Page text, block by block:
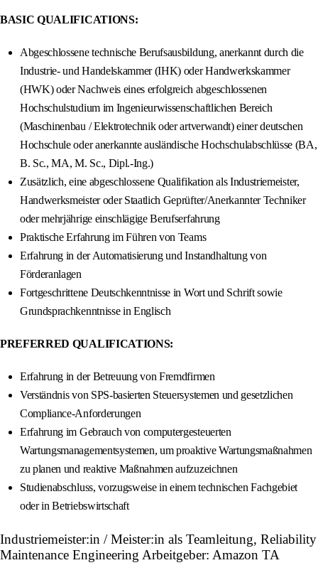
BASIC QUALIFICATIONS:
Abgeschlossene technische Berufsausbildung, anerkannt durch die
Industrie- und Handelskammer (IHK) oder Handwerkskammer
(HWK) oder Nachweis eines erfolgreich abgeschlossenen
Hochschulstudium im Ingenieurwissenschaftlichen Bereich
(Maschinenbau / Elektrotechnik oder artverwandt) einer deutschen
Hochschule oder anerkannte ausländische Hochschulabschlüsse (BA,
B. Sc., MA, M. Sc., Dipl.-Ing.)
Zusätzlich, eine abgeschlossene Qualifikation als Industriemeister,
Handwerksmeister oder Staatlich Geprüfter/Anerkannter Techniker
oder mehrjährige einschlägige Berufserfahrung
Praktische Erfahrung im Führen von Teams
Erfahrung in der Automatisierung und Instandhaltung von
Förderanlagen
Fortgeschrittene Deutschkenntnisse in Wort und Schrift sowie
Grundsprachkenntnisse in Englisch
PREFERRED QUALIFICATIONS:
Erfahrung in der Betreuung von Fremdfirmen
Verständnis von SPS-basierten Steuersystemen und gesetzlichen
Compliance-Anforderungen
Erfahrung im Gebrauch von computergesteuerten
Wartungsmanagementsystemen, um proaktive Wartungsmaßnahmen
zu planen und reaktive Maßnahmen aufzuzeichnen
Studienabschluss, vorzugsweise in einem technischen Fachgebiet
oder in Betriebswirtschaft
Industriemeister:in / Meister:in als Teamleitung, Reliability
Maintenance Engineering Arbeitgeber: Amazon TA